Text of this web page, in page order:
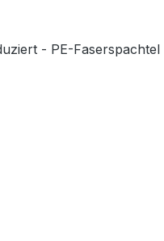
- PE-